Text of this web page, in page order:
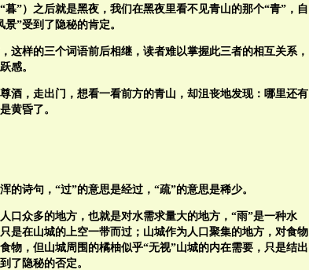
”）之后就是黑夜，我们在黑夜里看不见青山的那个“青”，自
”受到了隐秘的肯定。
这样的三个词语前后相继，读者难以掌握此三者的相互关系，
感。
酒，走出门，想看一看前方的青山，却沮丧地发现：哪里还有
黄昏了。
的诗句，“过”的意思是经过，“疏”的意思是稀少。
口众多的地方，也就是对水需求量大的地方，“雨”是一种水
是在山城的上空一带而过；山城作为人口聚集的地方，对食物
物，但山城周围的橘柚似乎“无视”山城的内在需要，只是结出
了隐秘的否定。